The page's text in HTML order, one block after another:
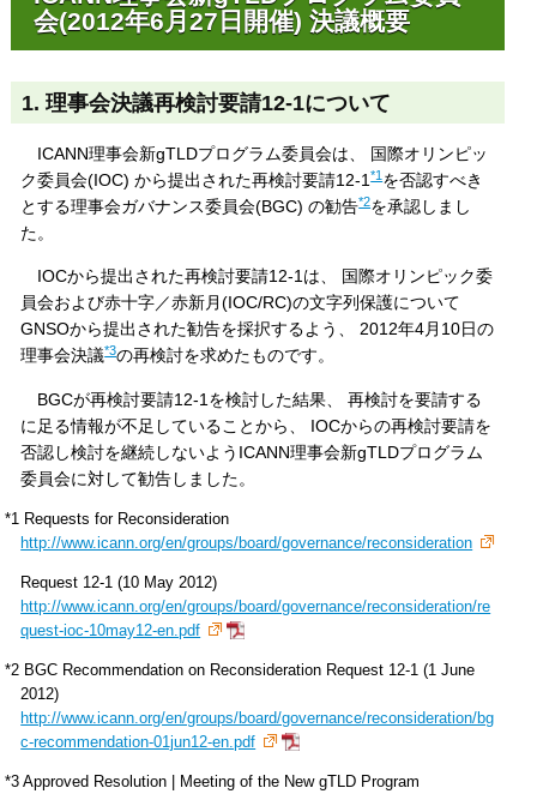
す
会(2012年6月27日開催) 決議概要
1. 理事会決議再検討要請12-1について
ICANN理事会新gTLDプログラム委員会は、 国際オリンピッ
ク委員会(IOC) から提出された再検討要請12-1*1を否認すべき
とする理事会ガバナンス委員会(BGC) の勧告*2を承認しまし
た。
IOCから提出された再検討要請12-1は、 国際オリンピック委
員会および赤十字／赤新月(IOC/RC)の文字列保護について
GNSOから提出された勧告を採択するよう、 2012年4月10日の
理事会決議*3の再検討を求めたものです。
BGCが再検討要請12-1を検討した結果、 再検討を要請する
に足る情報が不足していることから、 IOCからの再検討要請を
否認し検討を継続しないようICANN理事会新gTLDプログラム
委員会に対して勧告しました。
*1 Requests for Reconsideration
http://www.icann.org/en/groups/board/governance/reconsideration
Request 12-1 (10 May 2012)
http://www.icann.org/en/groups/board/governance/reconsideration/re
quest-ioc-10may12-en.pdf
*2 BGC Recommendation on Reconsideration Request 12-1 (1 June
2012)
http://www.icann.org/en/groups/board/governance/reconsideration/bg
c-recommendation-01jun12-en.pdf
*3 Approved Resolution | Meeting of the New gTLD Program